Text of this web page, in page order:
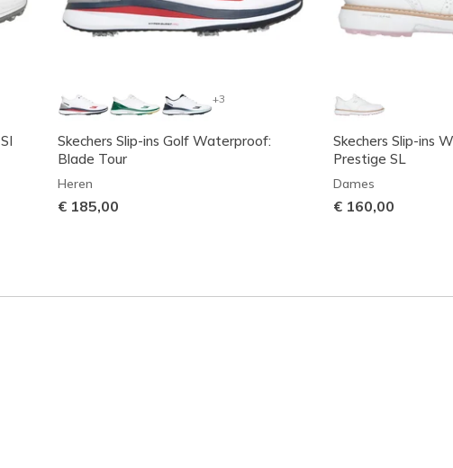
+3
Skechers Slip-ins Golf Waterproof:
Blade Tour
Heren
€ 185,00
Skechers Slip-ins
Prestige SL
Dames
€ 160,00